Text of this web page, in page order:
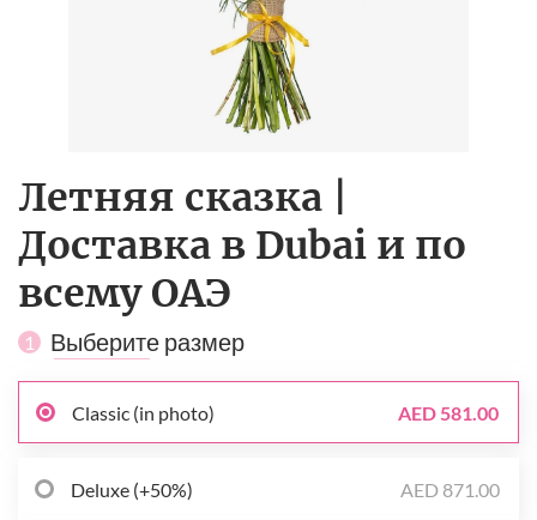
Летняя сказка |
Доставка в Dubai и по
всему ОАЭ
1 Выберите размер
Classic (in photo) AED 581.00
Deluxe (+50%) AED 871.00